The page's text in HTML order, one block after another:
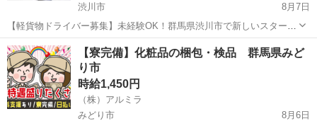
渋川市
8月7日
【軽貨物ドライバー募集】未経験OK！群馬県渋川市で新しいスタート
を切りませんか？普通免許があれば年齢・性別・学歴・職歴不問☆彡
充実の研修制度と横乗りサポートで安心！希望月収など面談でしっか
りお話ししましょう♪ 直行直帰OK...
群馬 渋川市 ドライバー Amazon
【寮完備】化粧品の梱包・検品 群馬県みど
り市
時給1,450円
（株）アルミラ
みどり市
8月6日